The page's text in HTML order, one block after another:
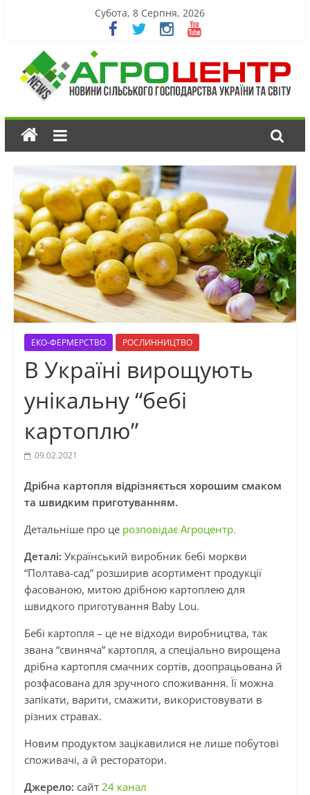
Субота, 8 Серпня, 2026
ЕКО-ФЕРМЕРСТВО РОСЛИННИЦТВО
В Україні вирощують
унікальну “бебі
картоплю”
09.02.2021
Дрібна картопля відрізняється хорошим смаком
та швидким приготуванням.
Детальніше про це розповідає Агроцентр.
Деталі: Український виробник бебі моркви
“Полтава-сад” розширив асортимент продукції
фасованою, митою дрібною картоплею для
швидкого приготування Baby Lou.
Бебі картопля – це не відходи виробництва, так
звана “свиняча” картопля, а спеціально вирощена
дрібна картопля смачних сортів, доопрацьована й
розфасована для зручного споживання. Її можна
запікати, варити, смажити, використовувати в
різних стравах.
Новим продуктом зацікавилися не лише побутові
споживачі, а й ресторатори.
Джерело: сайт 24 канал